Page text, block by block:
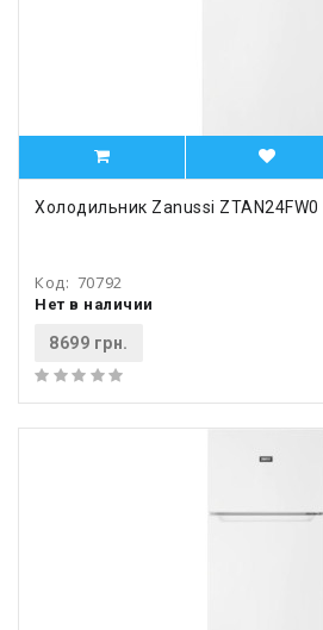
Холодильник Zanussi ZTAN24FW0
Код: 70792
Нет в наличии
8699 грн.